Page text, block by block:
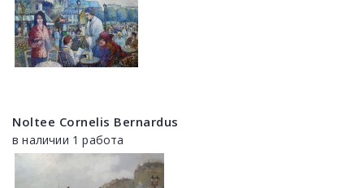
Noltee Cornelis Bernardus
в наличии 1 работа